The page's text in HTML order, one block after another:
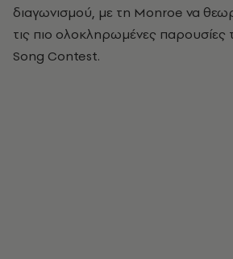
διαγωνισμού, με τη Monroe να
τις πιο ολοκληρωμένες παρουσίες
Song Contest.